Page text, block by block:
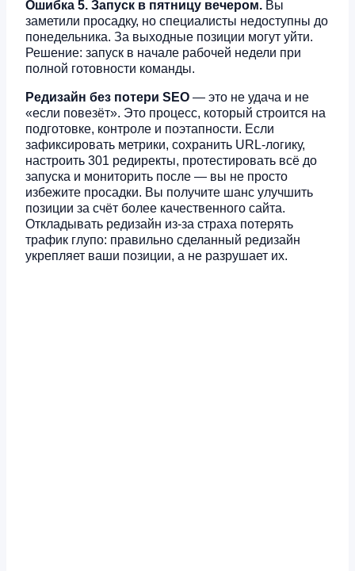
Ошибка 5. Запуск в пятницу вечером. Вы
заметили просадку, но специалисты недоступны до
понедельника. За выходные позиции могут уйти.
Решение: запуск в начале рабочей недели при
полной готовности команды.
Редизайн без потери SEO — это не удача и не
«если повезёт». Это процесс, который строится на
подготовке, контроле и поэтапности. Если
зафиксировать метрики, сохранить URL-логику,
настроить 301 редиректы, протестировать всё до
запуска и мониторить после — вы не просто
избежите просадки. Вы получите шанс улучшить
позиции за счёт более качественного сайта.
Откладывать редизайн из-за страха потерять
трафик глупо: правильно сделанный редизайн
укрепляет ваши позиции, а не разрушает их.